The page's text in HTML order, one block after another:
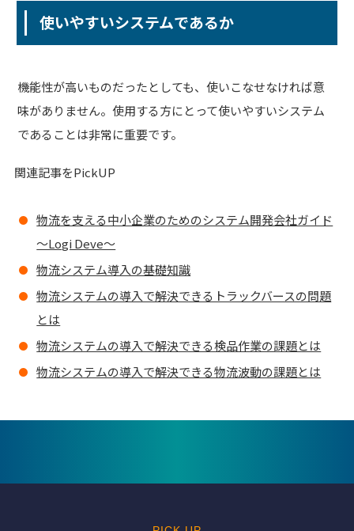
使いやすいシステムであるか
機能性が高いものだったとしても、使いこなせなければ意
味がありません。使用する方にとって使いやすいシステム
であることは非常に重要です。
関連記事をPickUP
物流を支える中小企業のためのシステム開発会社ガイド
～Logi Deve～
物流システム導入の基礎知識
物流システムの導入で解決できるトラックバースの問題
とは
物流システムの導入で解決できる検品作業の課題とは
物流システムの導入で解決できる物流波動の課題とは